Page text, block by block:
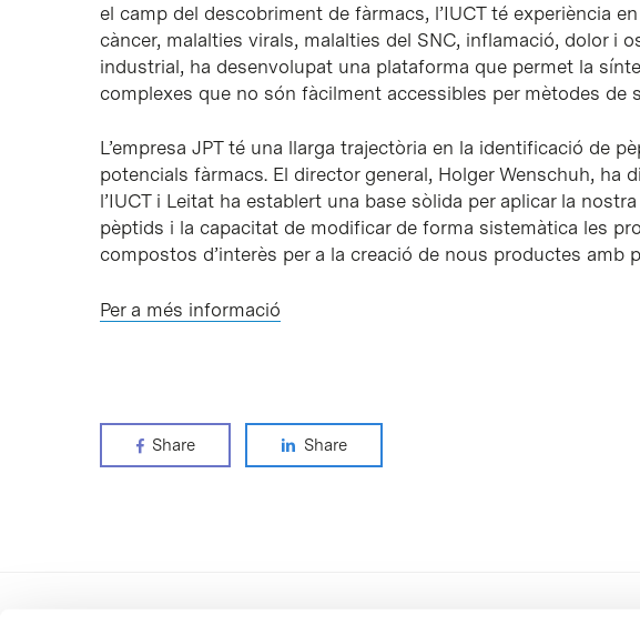
el camp del descobriment de fàrmacs, l’IUCT té experiència
càncer, malalties virals, malalties del SNC, inflamació, dolor i
industrial, ha desenvolupat una plataforma que permet la
complexes que no són fàcilment accessibles per mètodes de
L’empresa JPT té una llarga trajectòria en la identificació de
potencials fàrmacs. El director general, Holger Wenschuh, ha
l’IUCT i Leitat ha establert una base sòlida per aplicar la
pèptids i la capacitat de modificar de forma sistemàtica les
compostos d’interès per a la creació de nous productes amb
Per a més informació
Share Share